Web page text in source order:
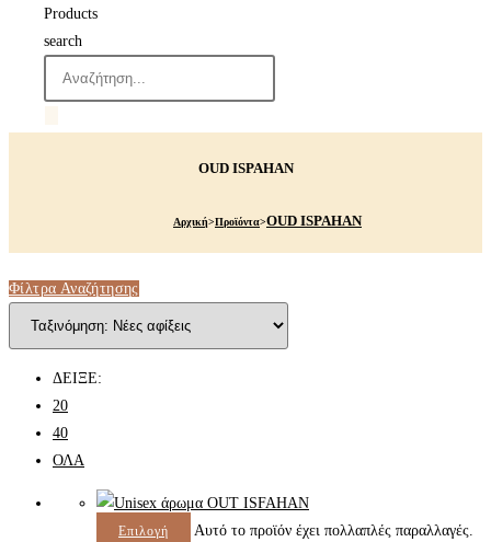
Products
search
OUD ISPAHAN
Αρχική>Προϊόντα>OUD ISPAHAN
Φίλτρα Αναζήτησης
ΔΕΙΞΕ:
20
40
ΟΛΑ
Επιλογή
Αυτό το προϊόν έχει πολλαπλές παραλλαγές.